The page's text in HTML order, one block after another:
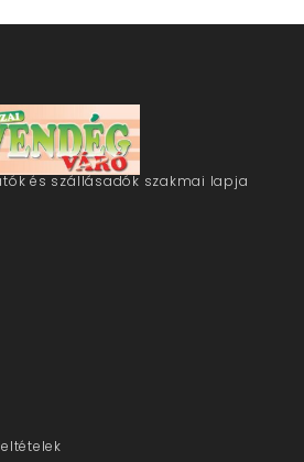
és szállásadók szakmai lapja